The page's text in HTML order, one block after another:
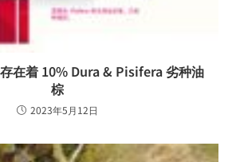
在着 10% Dura & Pisifera 劣种油
棕
2023年5月12日